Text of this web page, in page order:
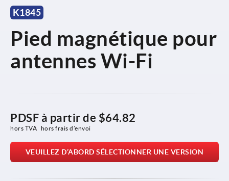
K1845
Pied magnétique pour
antennes Wi-Fi
PDSF à partir de $64.82
hors TVA hors frais d’envoi
VEUILLEZ D’ABORD SÉLECTIONNER UNE VERSION